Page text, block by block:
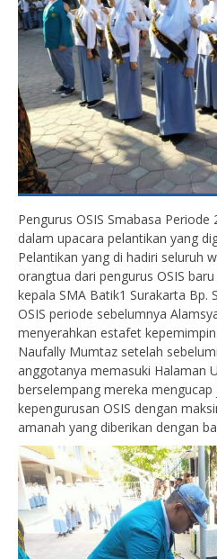
Pengurus OSIS Smabasa
dalam upacara pelantikan yang
Pelantikan yang di hadiri seluruh
orangtua dari pengurus OSIS
kepala SMA Batik1 Surakarta Bp.
OSIS periode sebelumnya
menyerahkan estafet
Naufally Mumtaz setelah
anggotanya memasuki Halaman
berselempang mereka
kepengurusan OSIS dengan
amanah yang diberikan dengan